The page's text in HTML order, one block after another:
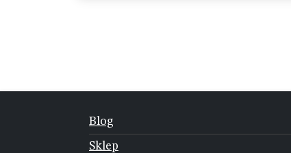
Blog
Sklep